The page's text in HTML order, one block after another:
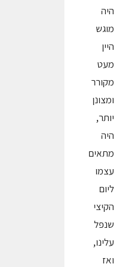
היה
מוגש
היין
מעט
מקורר
ומצונן
יותר,
היה
מתאים
עצמו
ליום
הקיצי
שנפל
עלינו,
ואז